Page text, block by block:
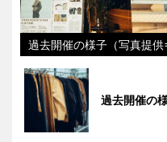
過去開催の様子（写真提供
過去開催の